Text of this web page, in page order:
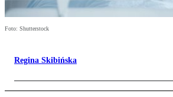
Foto: Shutterstock
Regina Skibińska